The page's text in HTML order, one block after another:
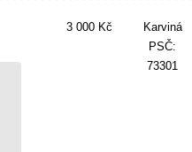
3 000 Kč
Karviná
PSČ:
73301